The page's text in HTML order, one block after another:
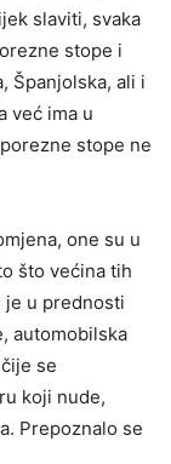
slaviti, svaka
stope i
Španjolska, ali i
već ima u
stope ne
one su u
što većina tih
u prednosti
automobilska
se
koji nude,
Prepoznalo se